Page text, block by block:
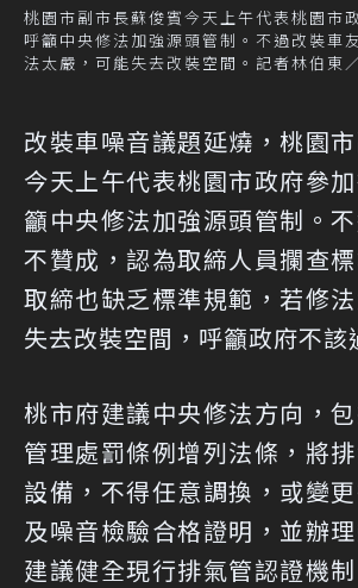
桃園市副市長蘇俊賓今天上午代表桃園市
呼籲中央修法加強源頭管制。不過改裝車
法太嚴，可能失去改裝空間。記者林伯東
改裝車噪音議題延燒，桃園
今天上午代表桃園市政府參
籲中央修法加強源頭管制。
不贊成，認為取締人員攔查
取締也缺乏標準規範，若修
失去改裝空間，呼籲政府不該
桃市府建議中央修法方向，
管理處罰條例增列法條，將
設備，不得任意調換，或變
及噪音檢驗合格證明，並辦
建議健全現行排氣管認證機